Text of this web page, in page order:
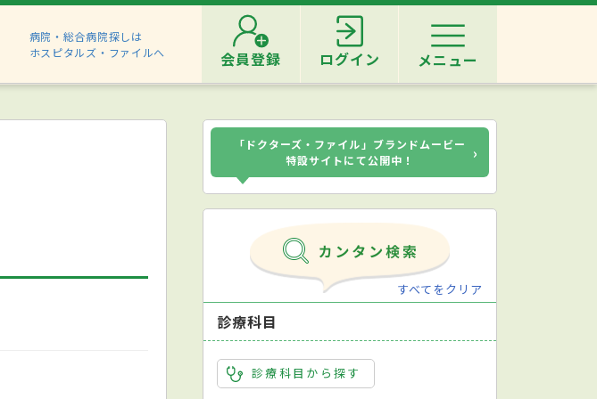
病院・総合病院探しは
ホスピタルズ・ファイルへ
会員登録 ログイン メニュー
「ドクターズ・ファイル」ブランドムービー
特設サイトにて公開中！
›
すべてをクリア
診療科目
診療科目から探す